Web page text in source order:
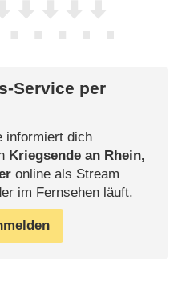
Service per
informiert dich
Kriegsende an Rhein,
online als Stream
im Fernsehen läuft.